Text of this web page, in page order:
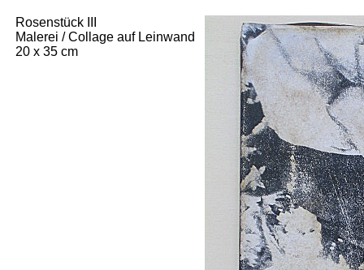
Rosenstück III
Malerei / Collage auf Leinwand
20 x 35 cm